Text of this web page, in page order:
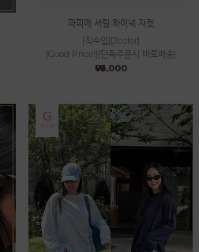
파피에 셔링 하이넥 자켓
[직수입][2color]
[Good Price!][단독주문시 바로배송]
₩95,000